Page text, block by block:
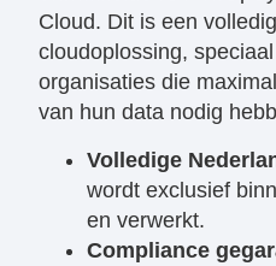
Cloud. Dit is een
cloudoplossing,
organisaties die
van hun data nodig
Volledige
wordt exclusief
en verwerkt.
Compliance